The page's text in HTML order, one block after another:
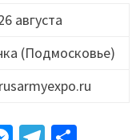
августа
(Подмосковье)